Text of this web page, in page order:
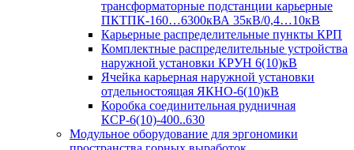
трансформаторные подстанции карьерные
ПКТПК-160…6300кВА 35кВ/0,4…10кВ
Карьерные распределительные пункты КРП
Комплектные распределительные устройства
наружной установки КРУН 6(10)кВ
Ячейка карьерная наружной установки
отдельностоящая ЯКНО-6(10)кВ
Коробка соединительная рудничная
КСР-6(10)-400..630
Модульное оборудование для эргономики